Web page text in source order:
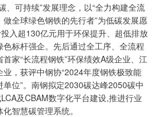
可持续”发展理念，以“全力构建全流
全球绿色钢铁的先行者”为低碳发展愿
入超130亿元用于环保提升、超低排放
标杆强企。先后通过全工序、全流程
家“长流程钢铁”环保绩效A级企业、江
，获评中钢协“2024年度钢铁极致能
位”。南钢拟定2030碳达峰2050碳中
及CBAM数字化平台建设,推进行业
智慧碳管理系统。